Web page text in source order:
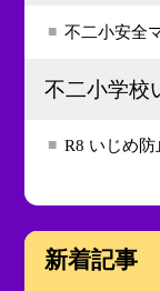
不二小安全
不二小学校
R8 いじめ
新着記事